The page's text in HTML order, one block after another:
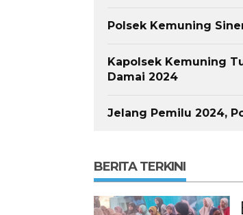
Polsek Kemuning
Kapolsek Kemuning
Damai 2024
Jelang Pemilu 2024,
BERITA TERKINI